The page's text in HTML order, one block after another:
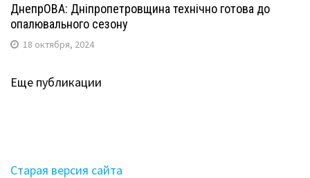
ДнепрОВА: Дніпропетровщина технічно готова до
опалювального сезону
18 октября, 2024
Еще публикации
Старая версия сайта